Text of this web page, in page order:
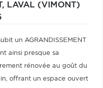
LAVAL (VIMONT)
un AGRANDISSEMENT
ainsi presque sa
rénovée au goût du
offrant un espace ouvert